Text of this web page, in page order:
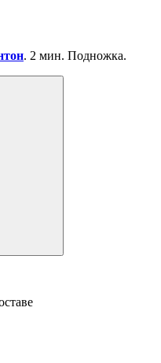
. 2 мин. Подножка.